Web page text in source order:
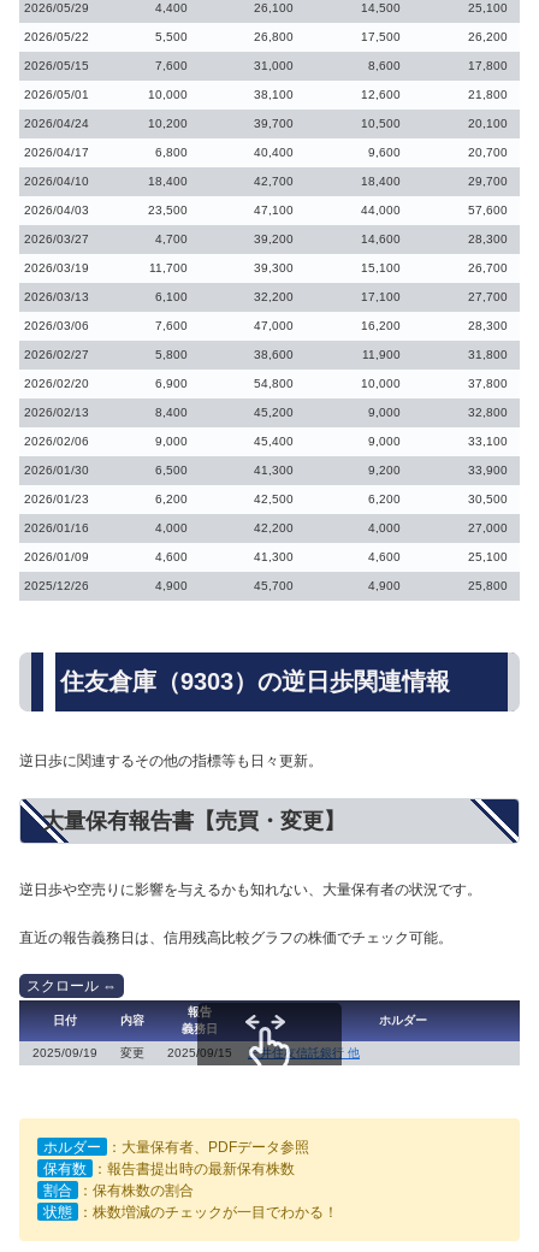
2026/05/29 4,400 26,100 14,500 25,100
2026/05/22 5,500 26,800 17,500 26,200
2026/05/15 7,600 31,000 8,600 17,800
2026/05/01 10,000 38,100 12,600 21,800
2026/04/24 10,200 39,700 10,500 20,100
2026/04/17 6,800 40,400 9,600 20,700
2026/04/10 18,400 42,700 18,400 29,700
2026/04/03 23,500 47,100 44,000 57,600
2026/03/27 4,700 39,200 14,600 28,300
2026/03/19 11,700 39,300 15,100 26,700
2026/03/13 6,100 32,200 17,100 27,700
2026/03/06 7,600 47,000 16,200 28,300
2026/02/27 5,800 38,600 11,900 31,800
2026/02/20 6,900 54,800 10,000 37,800
2026/02/13 8,400 45,200 9,000 32,800
2026/02/06 9,000 45,400 9,000 33,100
2026/01/30 6,500 41,300 9,200 33,900
2026/01/23 6,200 42,500 6,200 30,500
2026/01/16 4,000 42,200 4,000 27,000
2026/01/09 4,600 41,300 4,600 25,100
2025/12/26 4,900 45,700 4,900 25,800
住友倉庫（9303）の逆日歩関連情報
逆日歩に関連するその他の指標等も日々更新。
大量保有報告書【売買・変更】
逆日歩や空売りに影響を与えるかも知れない、大量保有者の状況です。
直近の報告義務日は、信用残高比較グラフの株価でチェック可能。
日付 内容
報告
義務日
ホルダー
2025/09/19 変更 2025/09/15 三井住友信託銀行 他
ホルダー
：大量保有者、PDFデータ参照
保有数
：報告書提出時の最新保有株数
割合
：保有株数の割合
状態
：株数増減のチェックが一目でわかる！